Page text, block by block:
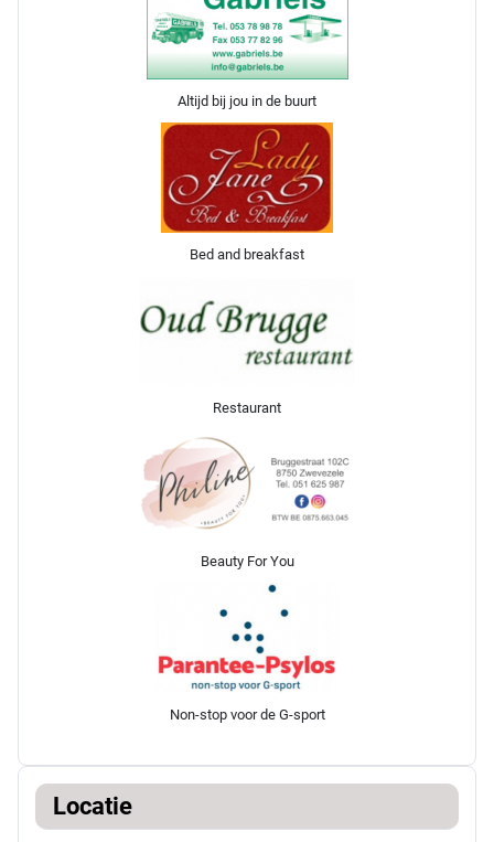
Altijd bij jou in de buurt
Bed and breakfast
Restaurant
Beauty For You
Non-stop voor de G-sport
Locatie